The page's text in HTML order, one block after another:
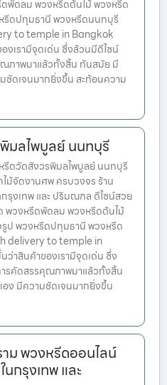
พัดลม พวงหรีดต้นไม้ พวงหรีด
รีดปทุมธานี พวงหรีดนนทบุรี
to temple in Bangkok
งเรามีจุดเด่น ซึ่งล้วนมีดีไซน์
ณภาพมาแล้วทั้งสิ้น ทันสมัย มี
ชัดเจนมากยิ่งขึ้น สะท้อนความ
มลไพบูลย์ นนทบุรี
ดวัดสังวรพิมลไพบูลย์ นนทบุรี
ม้จัดงานศพ ครบวงจร ร้าน
รุงเทพ และ ปริมณฑล ดีไซน์สวย
พวงหรีดพัดลม พวงหรีดต้นไม้
รูป พวงหรีดปทุมธานี พวงหรีด
delivery to temple in
ว่าสินค้าของเรามีจุดเด่น ซึ่ง
รคัดสรรคุณภาพมาแล้วทั้งสิ้น
ง มีความชัดเจนมากยิ่งขึ้น
ม พวงหรีดออนไลน์
กรุงเทพ และ